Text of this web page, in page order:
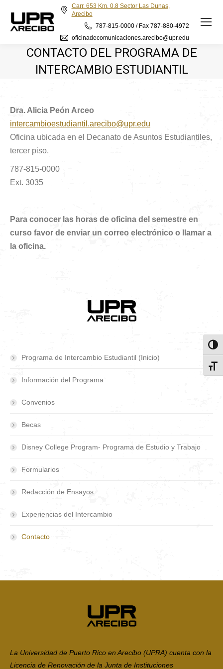
Carr. 653 Km. 0.8 Sector Las Dunas,
Arecibo
787-815-0000 / Fax 787-880-4972
oficinadecomunicaciones.arecibo@upr.edu
CONTACTO DEL PROGRAMA DE
INTERCAMBIO ESTUDIANTIL
Dra. Alicia Peón Arceo
intercambioestudiantil.arecibo@upr.edu
Oficina ubicada en el Decanato de Asuntos Estudiantiles,
tercer piso.
787-815-0000
Ext. 3035
Para conocer las horas de oficina del semestre en
curso favor de enviar un correo electrónico o llamar a
la oficina.
Programa de Intercambio Estudiantil (Inicio)
Información del Programa
Convenios
Becas
Disney College Program- Programa de Estudio y Trabajo
Formularios
Redacción de Ensayos
Experiencias del Intercambio
Contacto
La Universidad de Puerto Rico en Arecibo (UPRA) cuenta con la
Licencia de Renovación de la Junta de Instituciones